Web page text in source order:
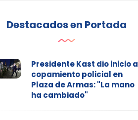
Destacados en Portada
Presidente Kast dio inicio a
copamiento policial en
Plaza de Armas: "La mano
ha cambiado"